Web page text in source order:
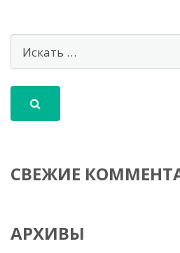
СВЕЖИЕ
АРХИВЫ